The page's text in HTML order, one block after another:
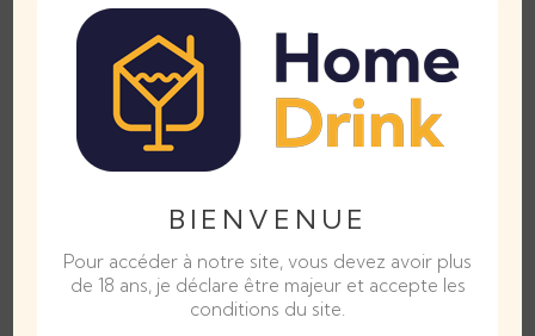
Contenance
Provenance Saint-Père, Bourgogne
Température De Service
Contrôlée
2020
BIENVENUE
Pour accéder à notre site, vous devez avoir plus
de 18 ans, je déclare être majeur et accepte les
conditions du site.